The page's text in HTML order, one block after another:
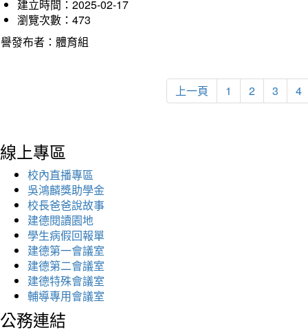
建立時間：2025-02-17
瀏覽次數：473
發布者：體育組
上一頁 1 2 3 4
線上專區
校內直播專區
吳鴻麟獎助學金
校長爸爸說故事
建德閱讀園地
學生病假回報單
建德第一會議室
建德第二會議室
建德特殊會議室
輔導專用會議室
公務連結